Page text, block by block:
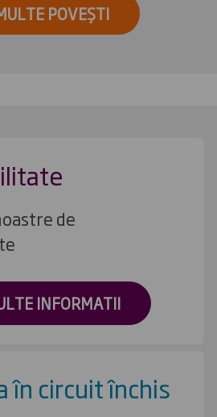
POVEȘTI
de
INFORMATII
în circuit închis